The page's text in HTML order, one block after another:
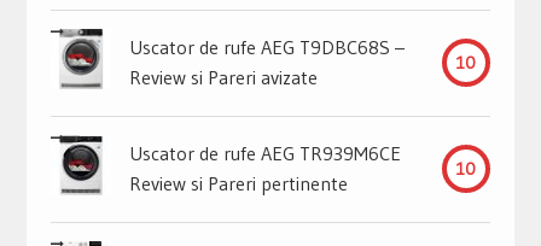
Uscator de rufe AEG T9DBC68S –
Review si Pareri avizate
10
Uscator de rufe AEG TR939M6CE
Review si Pareri pertinente
10